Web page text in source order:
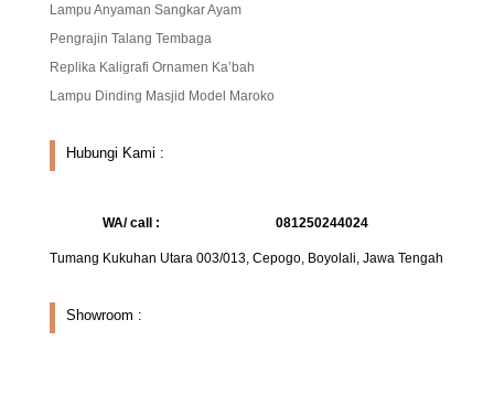
Lampu Anyaman Sangkar Ayam
Pengrajin Talang Tembaga
Replika Kaligrafi Ornamen Ka’bah
Lampu Dinding Masjid Model Maroko
Hubungi Kami :
WA/ call : 081250244024
Tumang Kukuhan Utara 003/013, Cepogo, Boyolali, Jawa Tengah
Showroom :